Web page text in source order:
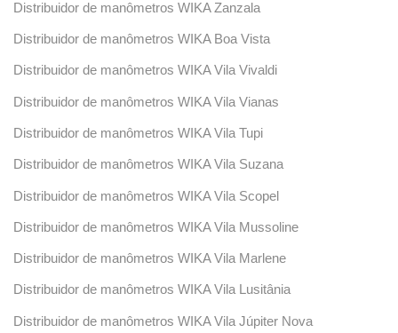
Distribuidor de manômetros WIKA Zanzala
Distribuidor de manômetros WIKA Boa Vista
Distribuidor de manômetros WIKA Vila Vivaldi
Distribuidor de manômetros WIKA Vila Vianas
Distribuidor de manômetros WIKA Vila Tupi
Distribuidor de manômetros WIKA Vila Suzana
Distribuidor de manômetros WIKA Vila Scopel
Distribuidor de manômetros WIKA Vila Mussoline
Distribuidor de manômetros WIKA Vila Marlene
Distribuidor de manômetros WIKA Vila Lusitânia
Distribuidor de manômetros WIKA Vila Júpiter Nova